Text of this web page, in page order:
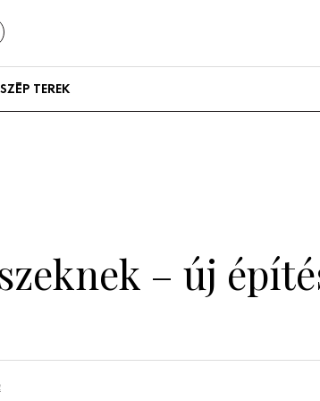
SZÉP TEREK
– új